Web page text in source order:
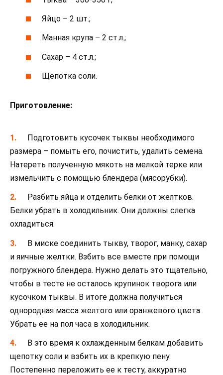
Яйцо – 2 шт.;
Манная крупа – 2 ст.л.;
Сахар – 4 ст.л.;
Щепотка соли.
Приготовление:
Подготовить кусочек тыквы необходимого
размера – помыть его, почистить, удалить семена.
Натереть полученную мякоть на мелкой терке или
измельчить с помощью блендера (мясорубки).
Разбить яйца и отделить белки от желтков.
Белки убрать в холодильник. Они должны слегка
охладиться.
В миске соединить тыкву, творог, манку, сахар
и яичные желтки. Взбить все вместе при помощи
погружного блендера. Нужно делать это тщательно,
чтобы в тесте не осталось крупинок творога или
кусочком тыквы. В итоге должна получиться
однородная масса желтого или оранжевого цвета.
Убрать ее на пол часа в холодильник.
В это время к охлажденным белкам добавить
щепотку соли и взбить их в крепкую пену.
Постепенно переложить ее к тесту, аккуратно